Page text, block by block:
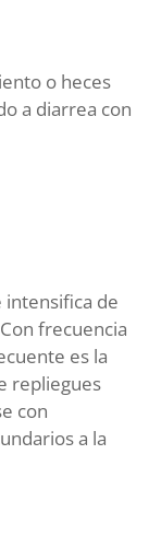
o heces
a diarrea con
intensifica de
frecuencia
es la
repliegues
con
a la